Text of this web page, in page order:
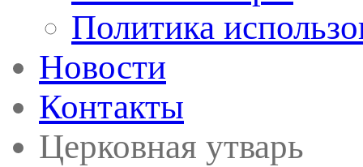
Политика
Новости
Контакты
Церковная утварь